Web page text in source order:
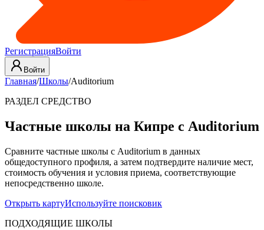
РегистрацияВойти
Войти
Главная/Школы/Auditorium
РАЗДЕЛ СРЕДСТВО
Частные школы на Кипре с Auditorium
Сравните частные школы с Auditorium в данных
общедоступного профиля, а затем подтвердите наличие мест,
стоимость обучения и условия приема, соответствующие
непосредственно школе.
Открыть картуИспользуйте поисковик
ПОДХОДЯЩИЕ ШКОЛЫ